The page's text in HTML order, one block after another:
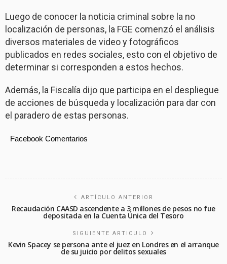
Luego de conocer la noticia criminal sobre la no
localización de personas, la FGE comenzó el análisis
diversos materiales de video y fotográficos
publicados en redes sociales, esto con el objetivo de
determinar si corresponden a estos hechos.
Además, la Fiscalía dijo que participa en el despliegue
de acciones de búsqueda y localización para dar con
el paradero de estas personas.
Facebook Comentarios
ARTÍCULO ANTERIOR
Recaudación CAASD ascendente a 3 millones de pesos no fue
depositada en la Cuenta Única del Tesoro
SIGUIENTE ARTICULO
Kevin Spacey se persona ante el juez en Londres en el arranque
de su juicio por delitos sexuales